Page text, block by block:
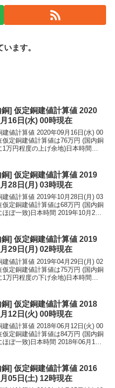
ます。
銅] 仮定銅建値計算値 2020
16日(水) 00時現在
建値計算値 2020年09月16日(水) 00
仮定銅建値計算値は76万円 (国内銅
1万円程度の上げ余地)日本時間
1...
銅] 仮定銅建値計算値 2019
28日(月) 03時現在
建値計算値 2019年10月28日(月) 03
仮定銅建値計算値は68万円 (国内銅
ほぼ一致)日本時間 2019年10月28
銅] 仮定銅建値計算値 2019
29日(月) 02時現在
建値計算値 2019年04月29日(月) 02
仮定銅建値計算値は75万円 (国内銅
1万円程度の下げ余地)日本時間
1...
銅] 仮定銅建値計算値 2018
12日(火) 00時現在
建値計算値 2018年06月12日(火) 00
仮定銅建値計算値は84万円 (国内銅
ほぼ一致)日本時間 2018年06月12
銅] 仮定銅建値計算値 2016
05日(土) 12時現在